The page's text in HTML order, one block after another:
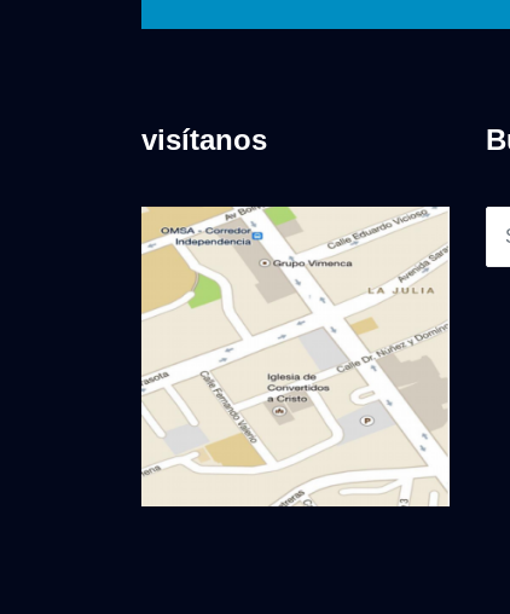
visítanos